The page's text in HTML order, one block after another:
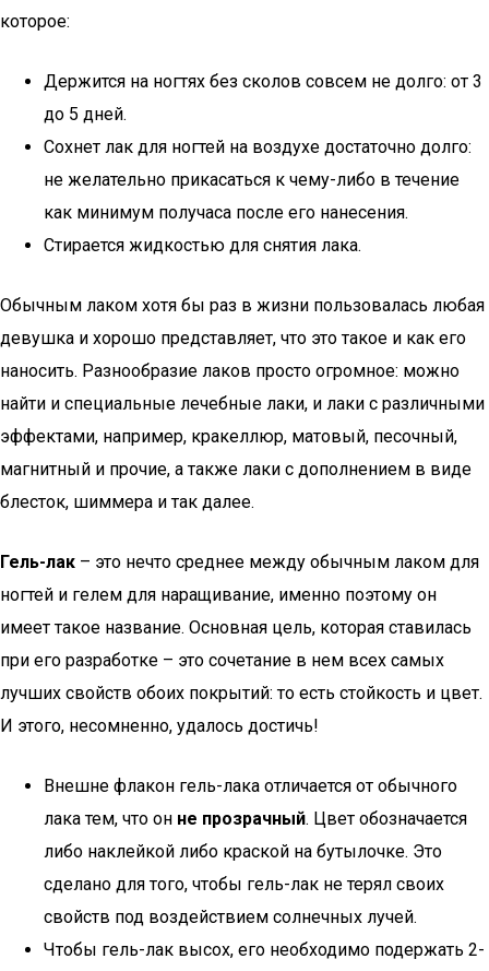
которое:
Держится на ногтях без сколов совсем не долго: от 3
до 5 дней.
Сохнет лак для ногтей на воздухе достаточно долго:
не желательно прикасаться к чему-либо в течение
как минимум получаса после его нанесения.
Стирается жидкостью для снятия лака.
Обычным лаком хотя бы раз в жизни пользовалась любая
девушка и хорошо представляет, что это такое и как его
наносить. Разнообразие лаков просто огромное: можно
найти и специальные лечебные лаки, и лаки с различными
эффектами, например, кракеллюр, матовый, песочный,
магнитный и прочие, а также лаки с дополнением в виде
блесток, шиммера и так далее.
Гель-лак – это нечто среднее между обычным лаком для
ногтей и гелем для наращивание, именно поэтому он
имеет такое название. Основная цель, которая ставилась
при его разработке – это сочетание в нем всех самых
лучших свойств обоих покрытий: то есть стойкость и цвет.
И этого, несомненно, удалось достичь!
Внешне флакон гель-лака отличается от обычного
лака тем, что он не прозрачный. Цвет обозначается
либо наклейкой либо краской на бутылочке. Это
сделано для того, чтобы гель-лак не терял своих
свойств под воздействием солнечных лучей.
Чтобы гель-лак высох, его необходимо подержать 2-